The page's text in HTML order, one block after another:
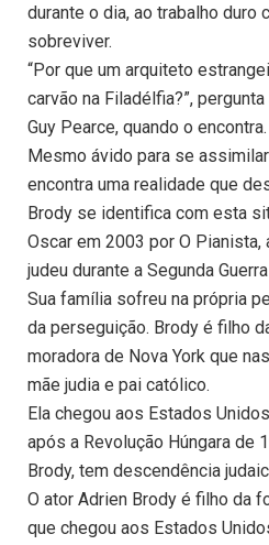
durante o dia, ao trabalho duro
sobreviver.
“Por que um arquiteto
carvão na Filadélfia?”,
Guy Pearce, quando o encontra.
Mesmo ávido para se
encontra uma realidade que
Brody se identifica com esta
Oscar em 2003 por O
judeu durante a Segunda
Sua família sofreu na própria
da perseguição. Brody é filho
moradora de Nova York que
mãe judia e pai católico.
Ela chegou aos Estados
após a Revolução Húngara de
Brody, tem descendência
O ator Adrien Brody é filho da
que chegou aos Estados